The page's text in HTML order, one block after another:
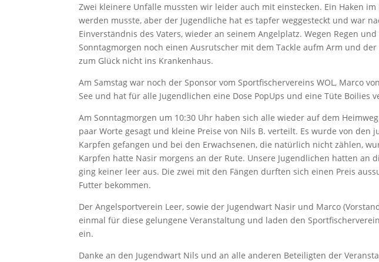
Zwei kleinere Unfälle mussten wir leider auch mit einstecken. Ein Haken
werden musste, aber der Jugendliche hat es tapfer weggesteckt und war
Einverständnis des Vaters, wieder an seinem Angelplatz. Wegen Regen
Sonntagmorgen noch einen Ausrutscher mit dem Tackle aufm Arm und
zum Glück nicht ins Krankenhaus.
Am Samstag war noch der Sponsor vom Sportfischervereins WOL, Marco
See und hat für alle Jugendlichen eine Dose PopUps und eine Tüte Boilies
Am Sonntagmorgen um 10:30 Uhr haben sich alle wieder auf dem
paar Worte gesagt und kleine Preise von Nils B. verteilt. Es wurde von
Karpfen gefangen und bei den Erwachsenen, die natürlich nicht zählen,
Karpfen hatte Nasir morgens an der Rute. Unsere Jugendlichen hatten an
ging keiner leer aus. Die zwei mit den Fängen durften sich einen Preis
Futter bekommen.
Der Angelsportverein Leer, sowie der Jugendwart Nasir und Marco
einmal für diese gelungene Veranstaltung und laden den
ein.
Danke an den Jugendwart Nils und an alle anderen Beteiligten der